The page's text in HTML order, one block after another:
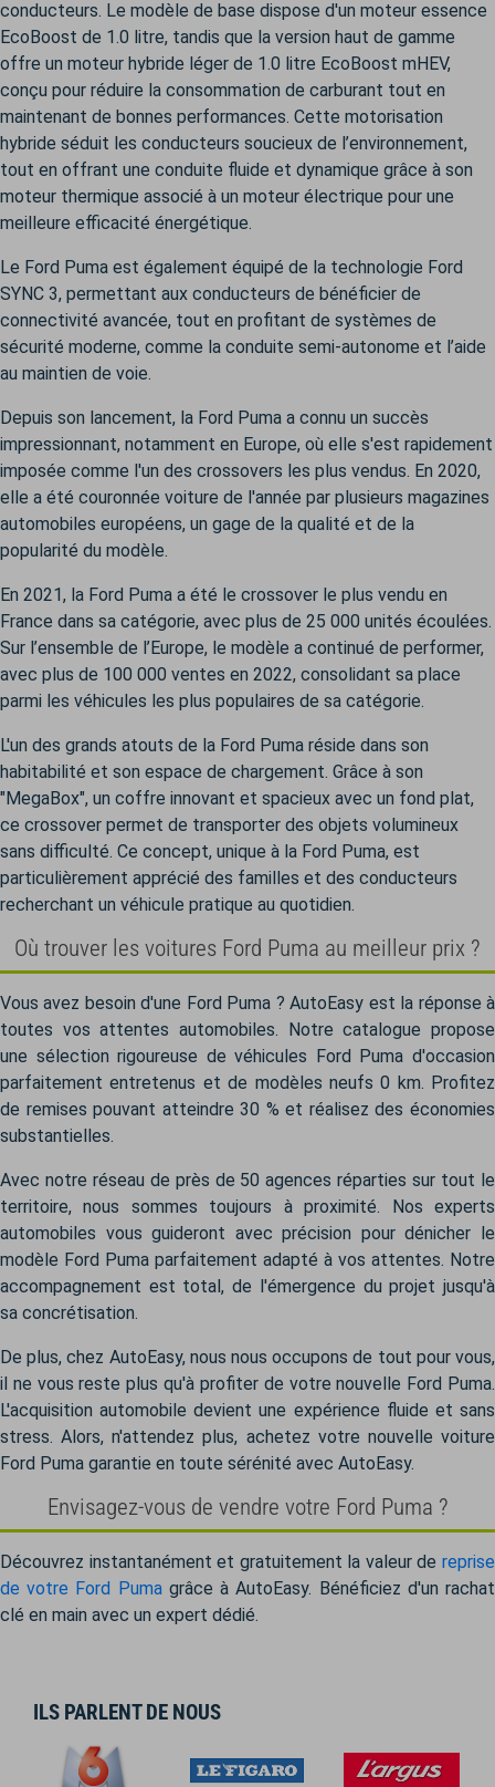
conducteurs. Le modèle de base dispose d'un moteur essence
EcoBoost de 1.0 litre, tandis que la version haut de gamme
offre un moteur hybride léger de 1.0 litre EcoBoost mHEV,
conçu pour réduire la consommation de carburant tout en
maintenant de bonnes performances. Cette motorisation
hybride séduit les conducteurs soucieux de l’environnement,
tout en offrant une conduite fluide et dynamique grâce à son
moteur thermique associé à un moteur électrique pour une
meilleure efficacité énergétique.
Le Ford Puma est également équipé de la technologie Ford
SYNC 3, permettant aux conducteurs de bénéficier de
connectivité avancée, tout en profitant de systèmes de
sécurité moderne, comme la conduite semi-autonome et l’aide
au maintien de voie.
Depuis son lancement, la Ford Puma a connu un succès
impressionnant, notamment en Europe, où elle s'est rapidement
imposée comme l'un des crossovers les plus vendus. En 2020,
elle a été couronnée voiture de l'année par plusieurs magazines
automobiles européens, un gage de la qualité et de la
popularité du modèle.
En 2021, la Ford Puma a été le crossover le plus vendu en
France dans sa catégorie, avec plus de 25 000 unités écoulées.
Sur l’ensemble de l’Europe, le modèle a continué de performer,
avec plus de 100 000 ventes en 2022, consolidant sa place
parmi les véhicules les plus populaires de sa catégorie.
L'un des grands atouts de la Ford Puma réside dans son
habitabilité et son espace de chargement. Grâce à son
"MegaBox", un coffre innovant et spacieux avec un fond plat,
ce crossover permet de transporter des objets volumineux
sans difficulté. Ce concept, unique à la Ford Puma, est
particulièrement apprécié des familles et des conducteurs
recherchant un véhicule pratique au quotidien.
Où trouver les voitures Ford Puma au meilleur prix ?
Vous avez besoin d'une Ford Puma ? AutoEasy est la réponse à
toutes vos attentes automobiles. Notre catalogue propose
une sélection rigoureuse de véhicules Ford Puma d'occasion
parfaitement entretenus et de modèles neufs 0 km. Profitez
de remises pouvant atteindre 30 % et réalisez des économies
substantielles.
Avec notre réseau de près de 50 agences réparties sur tout le
territoire, nous sommes toujours à proximité. Nos experts
automobiles vous guideront avec précision pour dénicher le
modèle Ford Puma parfaitement adapté à vos attentes. Notre
accompagnement est total, de l'émergence du projet jusqu'à
sa concrétisation.
De plus, chez AutoEasy, nous nous occupons de tout pour vous,
il ne vous reste plus qu'à profiter de votre nouvelle Ford Puma.
L'acquisition automobile devient une expérience fluide et sans
stress. Alors, n'attendez plus, achetez votre nouvelle voiture
Ford Puma garantie en toute sérénité avec AutoEasy.
Envisagez-vous de vendre votre Ford Puma ?
Découvrez instantanément et gratuitement la valeur de reprise
de votre Ford Pumagrâce à AutoEasy. Bénéficiez d'un rachat
clé en main avec un expert dédié.
ILS PARLENT DE NOUS